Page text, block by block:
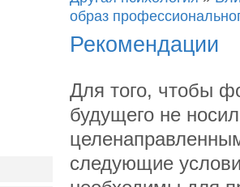
образ
Рекомендации
Для того, чтобы
будущего не
следующие